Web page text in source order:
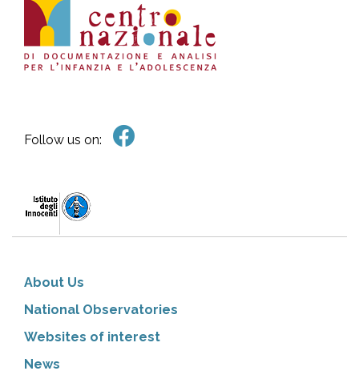
Follow us on:
About Us
National Observatories
Websites of interest
News